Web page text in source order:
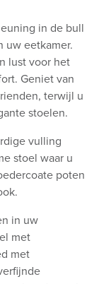
in de bull
uw eetkamer.
lust voor het
Geniet van
terwijl u
stoelen.
vulling
stoel waar u
poten
in uw
met
met